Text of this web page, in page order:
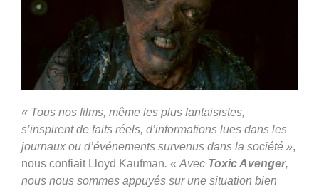
« Tous nos films, même les plus fantaisistes,
s’inspirent de faits réels, d’informations lues dans les
journaux ou d’événements survenus dans la société »,
nous confiait Lloyd Kaufman. « Avec Toxic Avenger,
nous nous sommes appuyés sur une situation bien